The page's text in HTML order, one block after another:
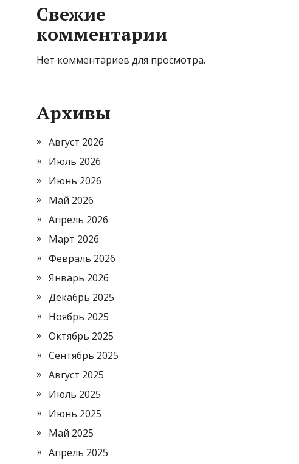
Свежие
комментарии
Нет комментариев для просмотра.
Архивы
Август 2026
Июль 2026
Июнь 2026
Май 2026
Апрель 2026
Март 2026
Февраль 2026
Январь 2026
Декабрь 2025
Ноябрь 2025
Октябрь 2025
Сентябрь 2025
Август 2025
Июль 2025
Июнь 2025
Май 2025
Апрель 2025